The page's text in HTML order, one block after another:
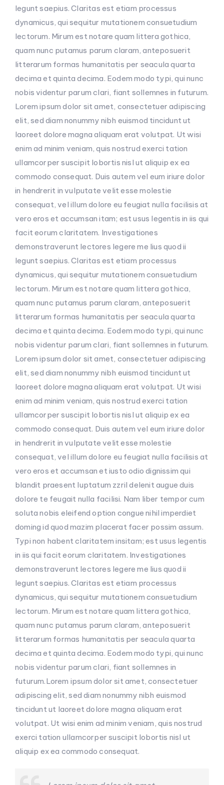
legunt saepius. Claritas est etiam processus
dynamicus, qui sequitur mutationem consuetudium
lectorum. Mirum est notare quam littera gothica,
quam nunc putamus parum claram, anteposuerit
litterarum formas humanitatis per seacula quarta
decima et quinta decima. Eodem modo typi, qui nunc
nobis videntur parum clari, fiant sollemnes in futurum.
Lorem ipsum dolor sit amet, consectetuer adipiscing
elit, sed diam nonummy nibh euismod tincidunt ut
laoreet dolore magna aliquam erat volutpat. Ut wisi
enim ad minim veniam, quis nostrud exerci tation
ullamcorper suscipit lobortis nisl ut aliquip ex ea
commodo consequat. Duis autem vel eum iriure dolor
in hendrerit in vulputate velit esse molestie
consequat, vel illum dolore eu feugiat nulla facilisis at
vero eros et accumsan itam; est usus legentis in iis qui
facit eorum claritatem. Investigationes
demonstraverunt lectores legere me lius quod ii
legunt saepius. Claritas est etiam processus
dynamicus, qui sequitur mutationem consuetudium
lectorum. Mirum est notare quam littera gothica,
quam nunc putamus parum claram, anteposuerit
litterarum formas humanitatis per seacula quarta
decima et quinta decima. Eodem modo typi, qui nunc
nobis videntur parum clari, fiant sollemnes in futurum.
Lorem ipsum dolor sit amet, consectetuer adipiscing
elit, sed diam nonummy nibh euismod tincidunt ut
laoreet dolore magna aliquam erat volutpat. Ut wisi
enim ad minim veniam, quis nostrud exerci tation
ullamcorper suscipit lobortis nisl ut aliquip ex ea
commodo consequat. Duis autem vel eum iriure dolor
in hendrerit in vulputate velit esse molestie
consequat, vel illum dolore eu feugiat nulla facilisis at
vero eros et accumsan et iusto odio dignissim qui
blandit praesent luptatum zzril delenit augue duis
dolore te feugait nulla facilisi. Nam liber tempor cum
soluta nobis eleifend option congue nihil imperdiet
doming id quod mazim placerat facer possim assum.
Typi non habent claritatem insitam; est usus legentis
in iis qui facit eorum claritatem. Investigationes
demonstraverunt lectores legere me lius quod ii
legunt saepius. Claritas est etiam processus
dynamicus, qui sequitur mutationem consuetudium
lectorum. Mirum est notare quam littera gothica,
quam nunc putamus parum claram, anteposuerit
litterarum formas humanitatis per seacula quarta
decima et quinta decima. Eodem modo typi, qui nunc
nobis videntur parum clari, fiant sollemnes in
futurum.Lorem ipsum dolor sit amet, consectetuer
adipiscing elit, sed diam nonummy nibh euismod
tincidunt ut laoreet dolore magna aliquam erat
volutpat. Ut wisi enim ad minim veniam, quis nostrud
exerci tation ullamcorper suscipit lobortis nisl ut
aliquip ex ea commodo consequat.